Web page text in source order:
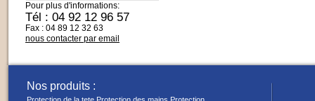
Pour plus d'informations:
Tél : 04 92 12 96 57
Fax : 04 89 12 32 63
nous contacter par email
Nos produits :